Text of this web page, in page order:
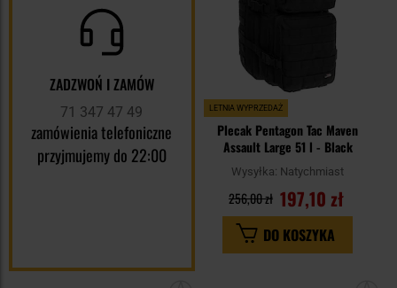
ZADZWOŃ I ZAMÓW
71 347 47 49
zamówienia telefoniczne
przyjmujemy do 22:00
LETNIA WYPRZEDAŻ
Plecak Pentagon Tac Maven
Assault Large 51 l - Black
Wysyłka: Natychmiast
197,10 zł
256,00 zł
DO KOSZYKA